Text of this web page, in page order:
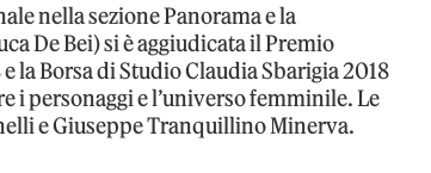
nella sezione Panorama e la
De Bei) si è aggiudicata il Premio
la Borsa di Studio Claudia Sbarigia 2018
i personaggi e l’universo femminile. Le
e Giuseppe Tranquillino Minerva.